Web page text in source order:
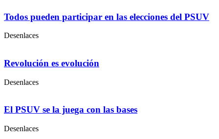
Todos pueden participar en las elecciones del PSUV
Desenlaces
Revolución es evolución
Desenlaces
El PSUV se la juega con las bases
Desenlaces